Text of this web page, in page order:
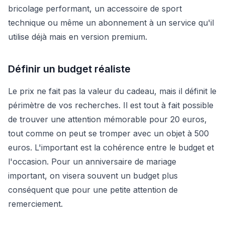
bricolage performant, un accessoire de sport
technique ou même un abonnement à un service qu'il
utilise déjà mais en version premium.
Définir un budget réaliste
Le prix ne fait pas la valeur du cadeau, mais il définit le
périmètre de vos recherches. Il est tout à fait possible
de trouver une attention mémorable pour 20 euros,
tout comme on peut se tromper avec un objet à 500
euros. L'important est la cohérence entre le budget et
l'occasion. Pour un anniversaire de mariage
important, on visera souvent un budget plus
conséquent que pour une petite attention de
remerciement.